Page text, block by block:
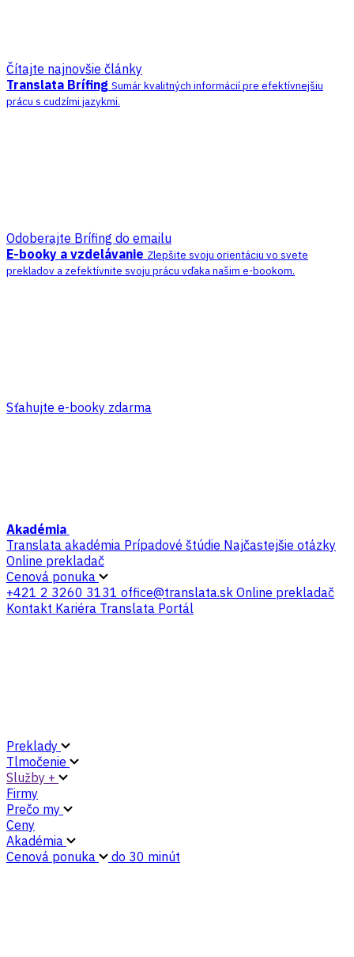
Čítajte najnovšie články
Translata Brífing Sumár kvalitných informácií pre efektívnejšiu
prácu s cudzími jazykmi.
Odoberajte Brífing do emailu
E-booky a vzdelávanie Zlepšite svoju orientáciu vo svete
prekladov a zefektívnite svoju prácu vďaka našim e-bookom.
Sťahujte e-booky zdarma
Akadémia
Translata akadémia Prípadové štúdie Najčastejšie otázky
Online prekladač
Cenová ponuka
+421 2 3260 3131 office@translata.sk Online prekladač
Kontakt Kariéra Translata Portál
Preklady
Tlmočenie
Služby +
Firmy
Prečo my
Ceny
Akadémia
Cenová ponuka
do 30 minút